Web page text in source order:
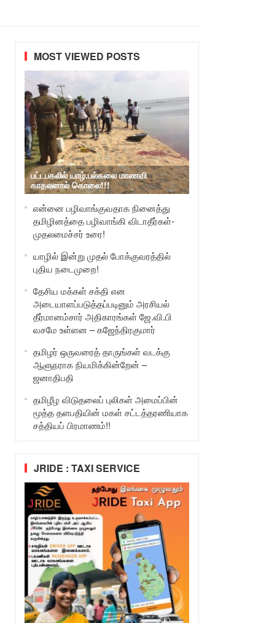
MOST VIEWED POSTS
பட்டபகலில் யாழ்.பல்கலை மாணவி
காதலனால் கொலை!!!
என்னை பழிவாங்குவதாக நினைத்து
தமிழினத்தை பழிவாங்கி விடாதீர்கள்-
முதலமைச்சர் உரை!
யாழில் இன்று முதல் போக்குவரத்தில்
புதிய நடைமுறை!
தேசிய மக்கள் சக்தி என
அடையாளப்படுத்தப்படினும் அரசியல்
தீர்மானம்சார் அதிகாரங்கள் ஜே.வி.பி
வசமே உள்ளன – கஜேந்திரகுமார்
தமிழர் ஒருவரைத் தாருங்கள் வடக்கு
ஆளுநராக நியமிக்கின்றேன் –
ஜனாதிபதி
தமிழீழ விடுதலைப் புலிகள் அமைப்பின்
மூத்த தளபதியின் மகள் சட்டத்தரணியாக
சத்தியப் பிரமாணம்!!
JRIDE : TAXI SERVICE